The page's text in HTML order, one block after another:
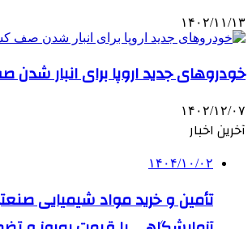
۱۴۰۲/۱۱/۱۳
خودروهای جدید اروپا برای انبار
۱۴۰۲/۱۲/۰۷
آخرین اخبار
۱۴۰۴/۱۰/۰۲
تأمین و خرید مواد شیمیایی